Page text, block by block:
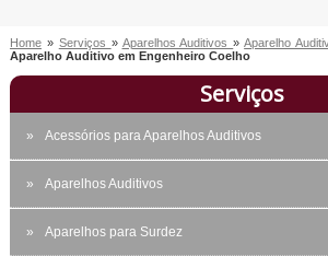
Home » Serviços » Aparelhos Auditivos»Aparelho
Aparelho Auditivo em Engenheiro Coelho
Serviços
Acessórios para Aparelhos Auditivos
Aparelhos Auditivos
Aparelhos para Surdez